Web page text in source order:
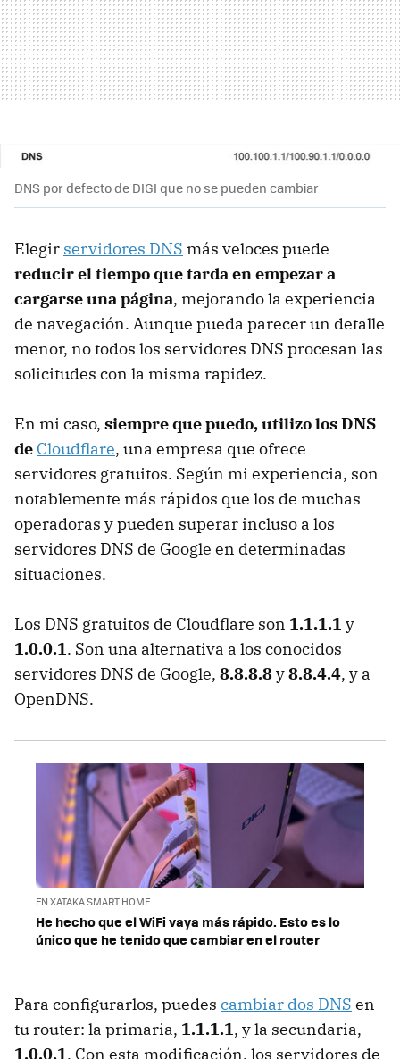
DNS por defecto de DIGI que no se pueden cambiar
Elegir servidores DNS más veloces puede
reducir el tiempo que tarda en empezar a
cargarse una página, mejorando la experiencia
de navegación. Aunque pueda parecer un detalle
menor, no todos los servidores DNS procesan las
solicitudes con la misma rapidez.
En mi caso, siempre que puedo, utilizo los DNS
de Cloudflare, una empresa que ofrece
servidores gratuitos. Según mi experiencia, son
notablemente más rápidos que los de muchas
operadoras y pueden superar incluso a los
servidores DNS de Google en determinadas
situaciones.
Los DNS gratuitos de Cloudflare son 1.1.1.1 y
1.0.0.1. Son una alternativa a los conocidos
servidores DNS de Google, 8.8.8.8y8.8.4.4, y a
OpenDNS.
EN XATAKA SMART HOME
He hecho que el WiFi vaya más rápido. Esto es lo
único que he tenido que cambiar en el router
Para configurarlos, puedes cambiar dos DNS en
tu router: la primaria, 1.1.1.1, y la secundaria,
1.0.0.1. Con esta modificación, los servidores de